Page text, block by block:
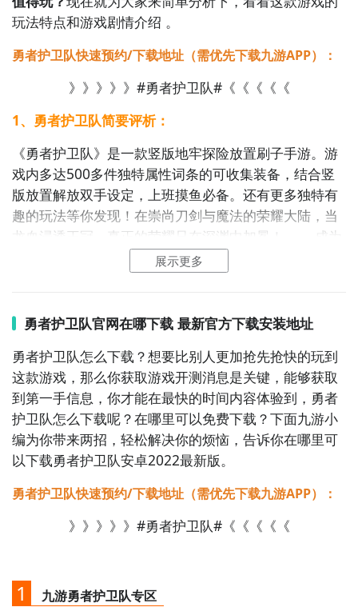
玩法特点和游戏剧情介绍 。
勇者护卫队快速预约/下载地址（需优先下载九游APP）：
》》》》》#勇者护卫队#《《《《《
1、勇者护卫队简要评析：
《勇者护卫队》是一款竖版地牢探险放置刷子手游。游
戏内多达500多件独特属性词条的可收集装备，结合竖
版放置解放双手设定，上班摸鱼必备。还有更多独特有
趣的玩法等你发现！在崇尚刀剑与魔法的荣耀大陆，当
龙血浸透王冠，真正的荣耀只在深渊中加冕！—— 成为
「冒险王」，或成为它的祭品。第一代冒险王终结了巨
龙时代，却将诸龙之心融合大地本源铸成【荣耀王冠】
出震撼大陆的预言：千年后，王冠将挑选下一位主人
隔千年苏醒，喷涌龙血撕裂大地，形成深渊地城，内有
无数巨龙时代的宝物和怪物，吞噬无数想前往寻宝的贪
婪者。【放置挂机摸鱼神器】单手竖屏操作，可放置自
动战斗，也可以自己微操释放技能搭配（多流派技能自
由搭配自己的策略），享受极品闪光光柱爆装备的乐
趣。【极致的刷宝体验】放置刷宝乐趣多，游戏内可以
刷宝掉落极品装备、极品技能、极品时装外显让你刷宝
刷个痛快。并且大部分道具可进行上架交易行进行交
易。【装备打造独一无二】随机刷宝掉落的装备属性随
矿工、植物乱斗等玩法等你体验。
展示更多
勇者护卫队官网在哪下载 最新官方下载安装地址
勇者护卫队怎么下载？想要比别人更加抢先抢快的玩到
这款游戏，那么你获取游戏开测消息是关键，能够获取
到第一手信息，你才能在最快的时间内容体验到，勇者
护卫队怎么下载呢？在哪里可以免费下载？下面九游小
编为你带来两招，轻松解决你的烦恼，告诉你在哪里可
以下载勇者护卫队安卓2022最新版。
勇者护卫队快速预约/下载地址（需优先下载九游APP）：
》》》》》#勇者护卫队#《《《《《
1 九游勇者护卫队专区